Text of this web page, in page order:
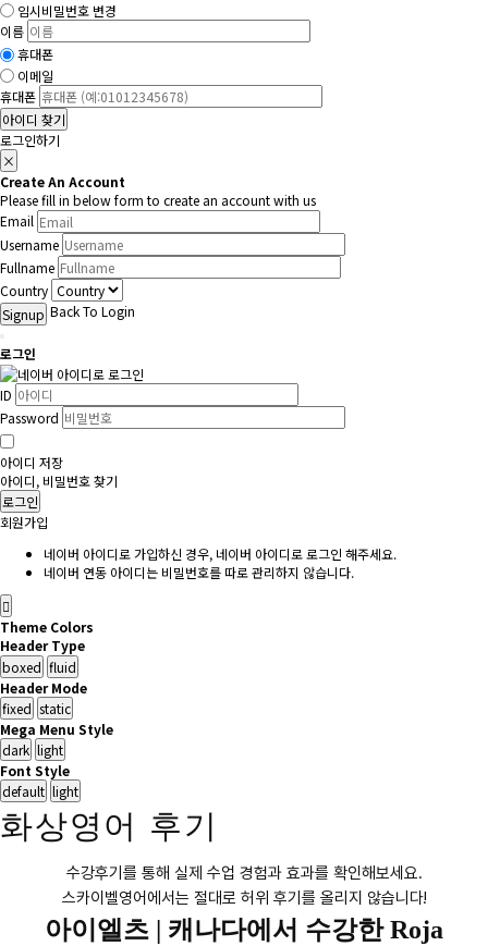
임시비밀번호 변경
이름
휴대폰
이메일
휴대폰
아이디 찾기
로그인하기
×
Create An Account
Please fill in below form to create an account with us
Email
Username
Fullname
Country
Signup Back To Login
로그인
ID
Password
아이디 저장
아이디, 비밀번호 찾기
로그인
회원가입
네이버 아이디로 가입하신 경우, 네이버 아이디로 로그인 해주세요.
네이버 연동 아이디는 비밀번호를 따로 관리하지 않습니다.
Theme Colors
Header Type
Header Mode
Mega Menu Style
Font Style
화상영어 후기
수강후기를 통해 실제 수업 경험과 효과를 확인해보세요.
스카이벨영어에서는 절대로 허위 후기를 올리지 않습니다!
아이엘츠 | 캐나다에서 수강한 Roja